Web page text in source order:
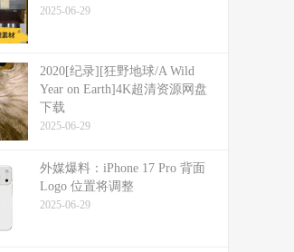
2025-06-29
2020[纪录][狂野地球/A Wild
Year on Earth]4K超清资源网盘
下载
2025-06-29
外媒爆料：​​iPhone 17 Pro 背面
Logo 位置将调整​​
2025-06-29